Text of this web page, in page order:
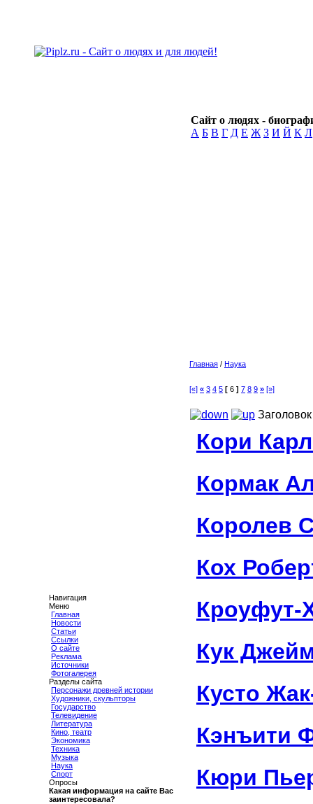
Сайт о людях -
А Б В Г Д Е Ж З И Й К Л
Навигация
Меню
Главная
Новости
Статьи
Ссылки
О сайте
Реклама
Источники
Фотогалерея
Разделы сайта
Персонажи древней истории
Художники, скульпторы
Государство
Телевидение
Литература
Кино, театр
Экономика
Техника
Музыка
Наука
Спорт
Опросы
Какая информация на сайте Вас
заинтересовала?
Главная / Наука
[«] « 3 4 5 [ 6 ] 7 8 9 » [»]
Заголовок
Кори
Кормак
Королев
Кох
Кроуфут-
Кук
Кусто
Кэнъити
Кюри